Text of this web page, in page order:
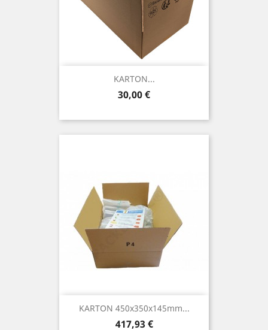
KARTON...
Preis
30,00 €
KARTON 450x350x145mm...
Preis
417,93 €